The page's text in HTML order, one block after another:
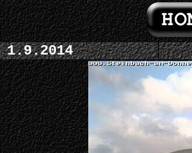
1.9.2014